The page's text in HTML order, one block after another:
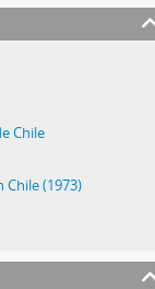
Chile
Chile (1973)